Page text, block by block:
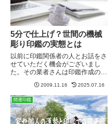
5分で仕上げ？世間の機械
彫り印鑑の実態とは
以前に印鑑関係者の人とお話をさ
せていただく機会がございまし
た。その業者さんは印鑑作成の彫
ておりまして、私が「印影（書
体）の製作にものすごく時間を費
やしている」という話をしたらと
ても驚いておりました。あっとい
う間...
2009.11.16 2025.07.16
開運印鑑